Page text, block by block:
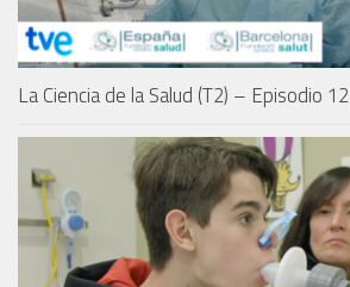
La Ciencia de la Salud (T2) – Episodio